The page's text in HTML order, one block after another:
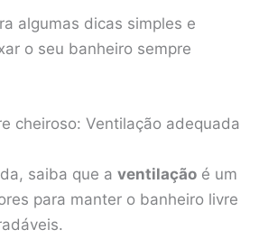
algumas dicas simples e
o seu banheiro sempre
cheiroso: Ventilação adequada
saiba que a ventilação é um
para manter o banheiro livre